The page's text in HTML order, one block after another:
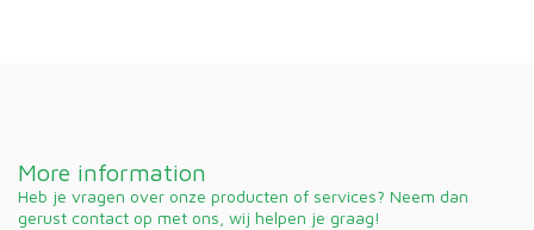
More information
Heb je vragen over onze producten of services? Neem dan
gerust contact op met ons, wij helpen je graag!